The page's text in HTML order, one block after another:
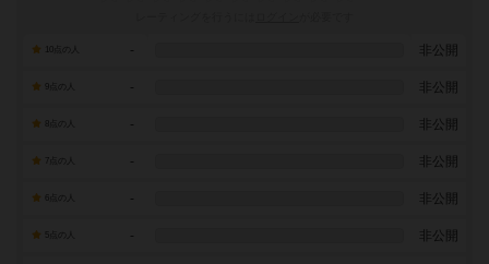
- 非公開
- 非公開
- 非公開
7点の人 - 非公開
- 非公開
- 非公開